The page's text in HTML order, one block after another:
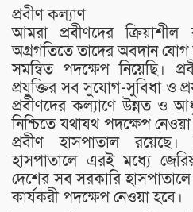
প্রবীণ কল্যাণ
আমরা প্রবীণদের ক্রিয়াশীল
অগ্রগতিতে তাদের অবদান
সমন্বিত পদক্ষেপ নিয়েছি।
প্রযুক্তির সব সুযোগ-সুবিধা ও
প্রবীণদের কল্যাণে উন্নত ও
নিশ্চিতে যথাযথ পদক্ষেপ
প্রবীণ হাসপাতাল
হাসপাতালে এরই মধ্যে
দেশের সব সরকারি হাসপাতালে
কার্যকরী পদক্ষেপ নেওয়া হবে।